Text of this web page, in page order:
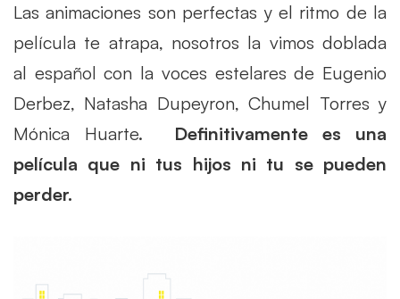
Las animaciones son perfectas y el ritmo de la
película te atrapa, nosotros la vimos doblada
al español con la voces estelares de Eugenio
Derbez, Natasha Dupeyron, Chumel Torres y
Mónica Huarte. Definitivamente es una
película que ni tus hijos ni tu se pueden
perder.